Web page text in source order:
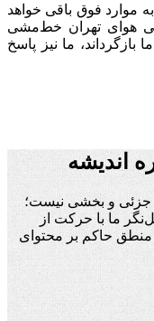
موارد فوق باقی خواهد
هوای تهران خط‌مشی
ما نیز پاسخ
اندیشه
جزئی و بخشی نیست؛
ما با حرکت از
حاکم بر محتوای